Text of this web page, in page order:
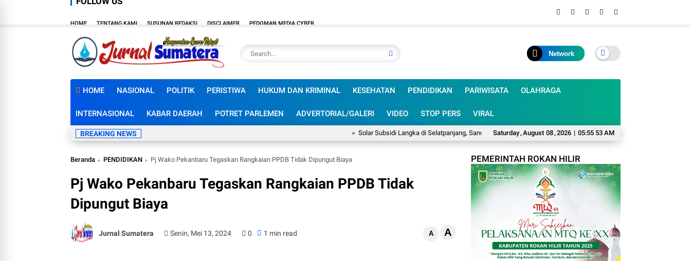
HOME TENTANG KAMI SUSUNAN REDAKSI DISCLAIMER PEDOMAN MEDIA CYBER
Network
HOME NASIONAL POLITIK PERISTIWA HUKUM DAN KRIMINAL KESEHATAN PENDIDIKAN PARIWISATA OLAHRAGA
INTERNASIONAL KABAR DAERAH POTRET PARLEMEN ADVERTORIAL/GALERI VIDEO STOP PERS VIRAL
Saturday,August 08,2026 | 05:55 54 AM
BREAKING NEWS Solar Subsidi Langka di Selatpanjang, Sanusi: Nelayan dan Petani Jadi Korban Mumpung Musim Kemarau, Harfilin
Beranda PENDIDIKAN Pj Wako Pekanbaru Tegaskan Rangkaian PPDB Tidak Dipungut Biaya
Pj Wako Pekanbaru Tegaskan Rangkaian PPDB Tidak
Dipungut Biaya
Jurnal Sumatera Senin, Mei 13, 2024 0 1 min read A A
PEMERINTAH ROKAN HILIR